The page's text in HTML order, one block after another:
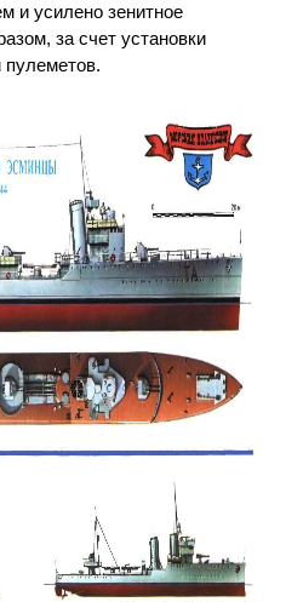
и усилено зенитное
за счет установки